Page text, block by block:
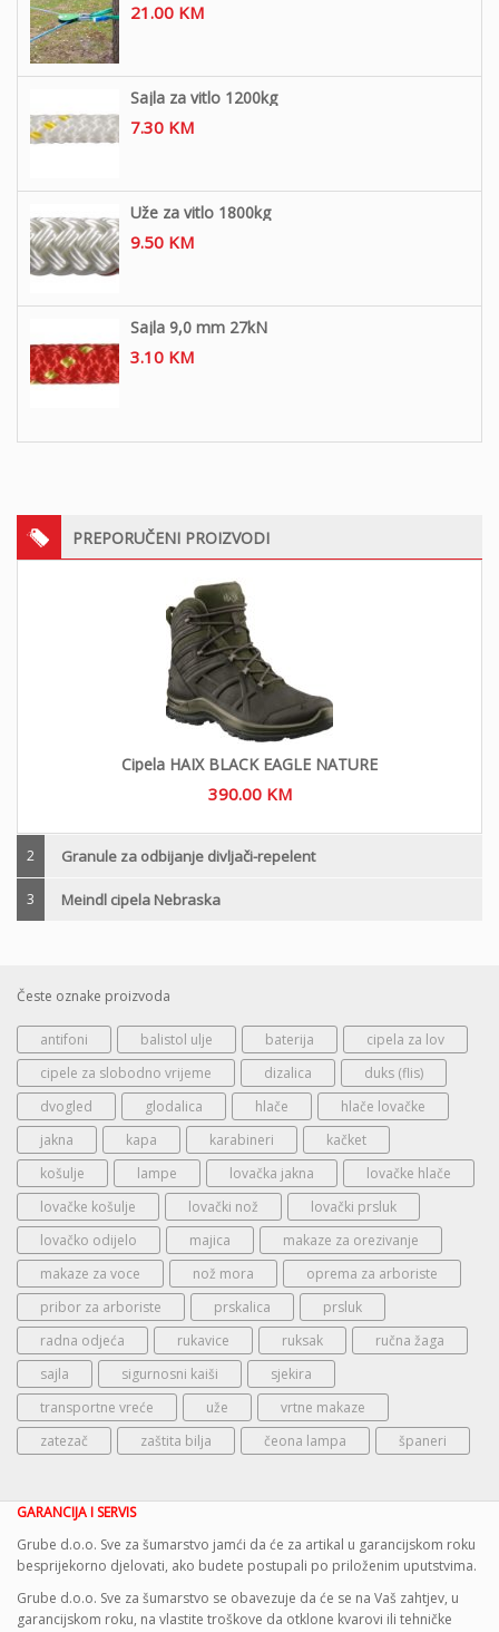
21.00 KM
Sajla za vitlo 1200kg
7.30 KM
Uže za vitlo 1800kg
9.50 KM
Sajla 9,0 mm 27kN
3.10 KM
PREPORUČENI PROIZVODI
Cipela HAIX BLACK EAGLE NATURE
390.00 KM
2 Granule za odbijanje divljači-repelent
3 Meindl cipela Nebraska
Česte oznake proizvoda
antifoni balistol ulje baterija
cipela za lov
cipele za slobodno vrijeme
dizalica
duks (flis)
dvogled
glodalica hlače
hlače lovačke
jakna
kapa karabineri
kačket
košulje
lampe lovačka jakna
lovačke hlače
lovačke košulje
lovački nož
lovački prsluk
lovačko odijelo
majica
makaze za orezivanje
makaze za voce
nož mora
oprema za arboriste
pribor za arboriste
prskalica
prsluk
radna odjeća
rukavice ruksak
ručna žaga
sajla
sigurnosni kaiši
sjekira
transportne vreće
uže
vrtne makaze
zatezač
zaštita bilja čeona lampa španeri
GARANCIJA I SERVIS
Grube d.o.o. Sve za šumarstvo jamći da će za artikal u garancijskom roku
besprijekorno djelovati, ako budete postupali po priloženim uputstvima.
Grube d.o.o. Sve za šumarstvo se obavezuje da će se na Vaš zahtjev, u
garancijskom roku, na vlastite troškove da otklone kvarovi ili tehničke